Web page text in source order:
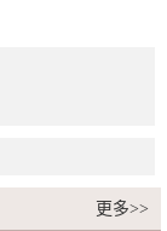
更多>>